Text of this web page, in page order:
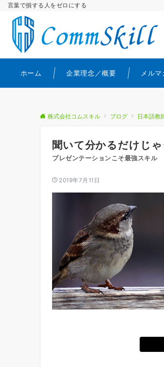
言葉で損する人をゼロにする
ホーム 企業理念／概要 メルマ
株式会社コムスキル ブログ 日本語教
聞いて分かるだけじゃ
プレゼンテーションこそ最強スキル
2019年7月11日